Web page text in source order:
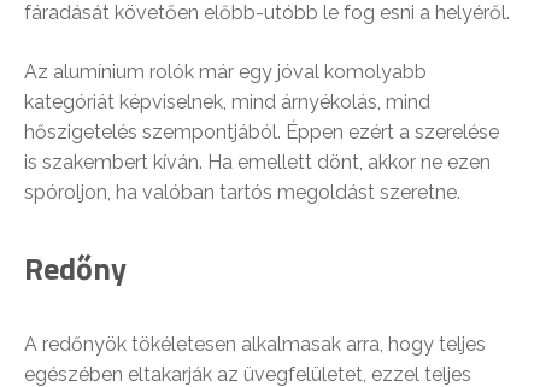
fáradását követően előbb-utóbb le fog esni a helyéről.
Az alumínium rolók már egy jóval komolyabb
kategóriát képviselnek, mind árnyékolás, mind
hőszigetelés szempontjából. Éppen ezért a szerelése
is szakembert kíván. Ha emellett dönt, akkor ne ezen
spóroljon, ha valóban tartós megoldást szeretne.
Redőny
A redőnyök tökéletesen alkalmasak arra, hogy teljes
egészében eltakarják az üvegfelületet, ezzel teljes